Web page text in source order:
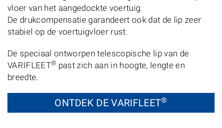
vloer van het aangedockte voertuig.
De drukcompensatie garandeert ook dat de lip zeer
stabiel op de voertuigvloer rust.
De speciaal ontworpen telescopische lip van de
VARIFLEET® past zich aan in hoogte, lengte en
breedte.
ONTDEK DE VARIFLEET®